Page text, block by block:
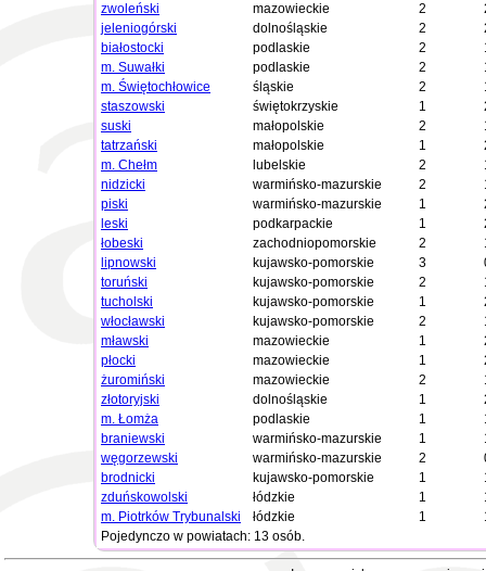
zwoleński
mazowieckie 2
jeleniogórski
dolnośląskie 2
białostocki
podlaskie 2
m. Suwałki
podlaskie 2
m. Świętochłowice
śląskie 2
staszowski
świętokrzyskie 1
suski
małopolskie 2
tatrzański
małopolskie 1
m. Chełm
lubelskie 2
nidzicki
warmińsko-mazurskie 2
piski
warmińsko-mazurskie 1
leski
podkarpackie 1
łobeski
zachodniopomorskie 2
lipnowski
kujawsko-pomorskie 3
toruński
kujawsko-pomorskie 2
tucholski
kujawsko-pomorskie 1
włocławski
kujawsko-pomorskie 2
mławski
mazowieckie 1
płocki
mazowieckie 1
żuromiński
mazowieckie 2
złotoryjski
dolnośląskie 1
m. Łomża
podlaskie 1
braniewski
warmińsko-mazurskie 1
węgorzewski
warmińsko-mazurskie 2
brodnicki
kujawsko-pomorskie 1
zduńskowolski
łódzkie 1
m. Piotrków Trybunalski
łódzkie 1
Pojedynczo w powiatach: 13 osób.